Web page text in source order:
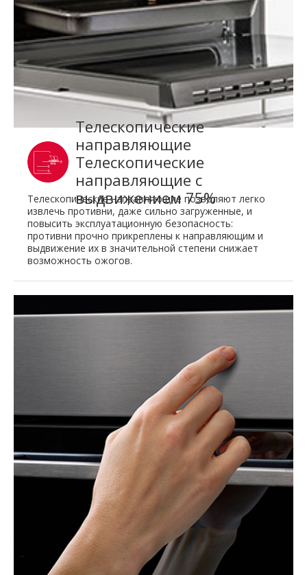
Tелескопические
направляющие
Телескопические
направляющие с
выдвижением 75%
Телескопические направляющие позволяют легко
извлечь противни, даже сильно загруженные, и
повысить эксплуатационную безопасность:
противни прочно прикреплены к направляющим и
выдвижение их в значительной степени снижает
возможность ожогов.